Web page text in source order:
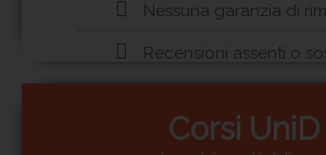
Nessuna garanzia di
Recensioni assenti o
Corsi UniD